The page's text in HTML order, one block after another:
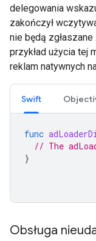
delegowania
zakończył
nie będą zgłaszane
przykład użycia tej
reklam natywnych
Swift
func
// The
}
Obsługa